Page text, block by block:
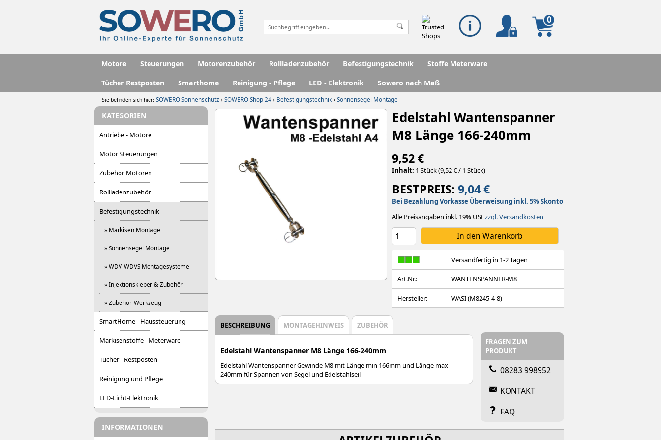
0
Motore Steuerungen Motorenzubehör Rollladenzubehör Befestigungstechnik Stoffe Meterware
Tücher Restposten Smarthome Reinigung - Pflege LED - Elektronik Sowero nach Maß
Sie befinden sich hier: SOWERO Sonnenschutz ›SOWERO Shop 24› Befestigungstechnik›Sonnensegel Montage
KATEGORIEN
Antriebe - Motore
Motor Steuerungen
Zubehör Motoren
Rollladenzubehör
Befestigungstechnik
» Markisen Montage
» Sonnensegel Montage
» WDV-WDVS Montagesysteme
» Injektionskleber & Zubehör
» Zubehör-Werkzeug
SmartHome - Haussteuerung
Markisenstoffe - Meterware
Tücher - Restposten
Reinigung und Pflege
LED-Licht-Elektronik
INFORMATIONEN
Edelstahl Wantenspanner
M8 Länge 166-240mm
9,52 €
Inhalt: 1 Stück (9,52 € / 1 Stück)
BESTPREIS: 9,04 €
Bei Bezahlung Vorkasse Überweisung inkl. 5% Skonto
Alle Preisangaben inkl. 19% UStzzgl. Versandkosten
Versandfertig in 1-2 Tagen
Art.Nr.: WANTENSPANNER-M8
Hersteller: WASI (M8245-4-8)
BESCHREIBUNG MONTAGEHINWEIS ZUBEHÖR
Edelstahl Wantenspanner M8 Länge 166-240mm
Edelstahl Wantenspanner Gewinde M8 mit Länge min 166mm und Länge max
240mm für Spannen von Segel und Edelstahlseil
FRAGEN ZUM
PRODUKT
08283 998952
KONTAKT
FAQ